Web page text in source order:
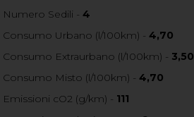
Numero Sedili -4
Consumo Urbano (l/100km) -4,70
Consumo Extraurbano (l/100km) - 3,50
Consumo Misto (l/100km) -4,70
Emissioni cO2 (g/km) - 111